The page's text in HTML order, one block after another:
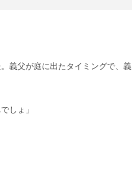
義父が庭に出たタイミングで、義
しょ」